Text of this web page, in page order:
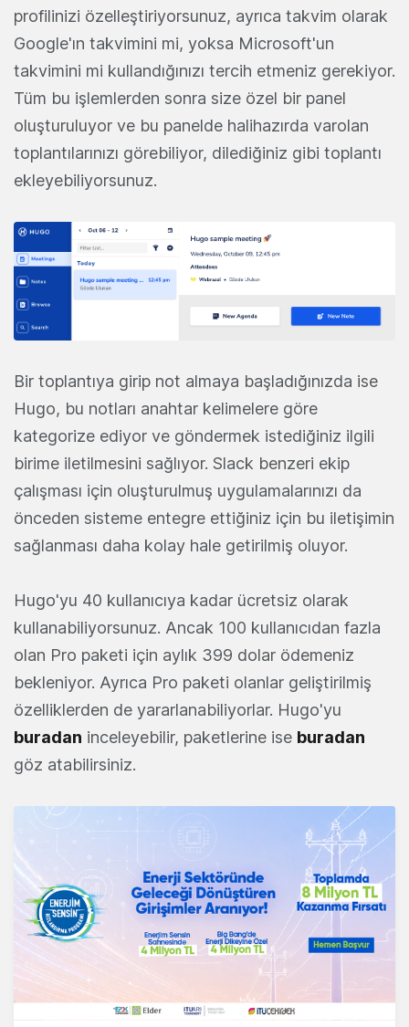
profilinizi özelleştiriyorsunuz, ayrıca takvim olarak
Google'ın takvimini mi, yoksa Microsoft'un
takvimini mi kullandığınızı tercih etmeniz gerekiyor.
Tüm bu işlemlerden sonra size özel bir panel
oluşturuluyor ve bu panelde halihazırda varolan
toplantılarınızı görebiliyor, dilediğiniz gibi toplantı
ekleyebiliyorsunuz.
Bir toplantıya girip not almaya başladığınızda ise
Hugo, bu notları anahtar kelimelere göre
kategorize ediyor ve göndermek istediğiniz ilgili
birime iletilmesini sağlıyor. Slack benzeri ekip
çalışması için oluşturulmuş uygulamalarınızı da
önceden sisteme entegre ettiğiniz için bu iletişimin
sağlanması daha kolay hale getirilmiş oluyor.
Hugo'yu 40 kullanıcıya kadar ücretsiz olarak
kullanabiliyorsunuz. Ancak 100 kullanıcıdan fazla
olan Pro paketi için aylık 399 dolar ödemeniz
bekleniyor. Ayrıca Pro paketi olanlar geliştirilmiş
özelliklerden de yararlanabiliyorlar. Hugo'yu
buradan inceleyebilir, paketlerine ise buradan
göz atabilirsiniz.